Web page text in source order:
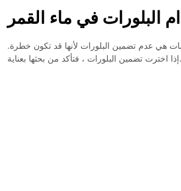
البلورات في ماء القمر
هي عدم تضمين البلورات لأنها قد تكون خطرة.
إذا اخترت تضمين البلورات ، فتأكد من بحثها بعناية.